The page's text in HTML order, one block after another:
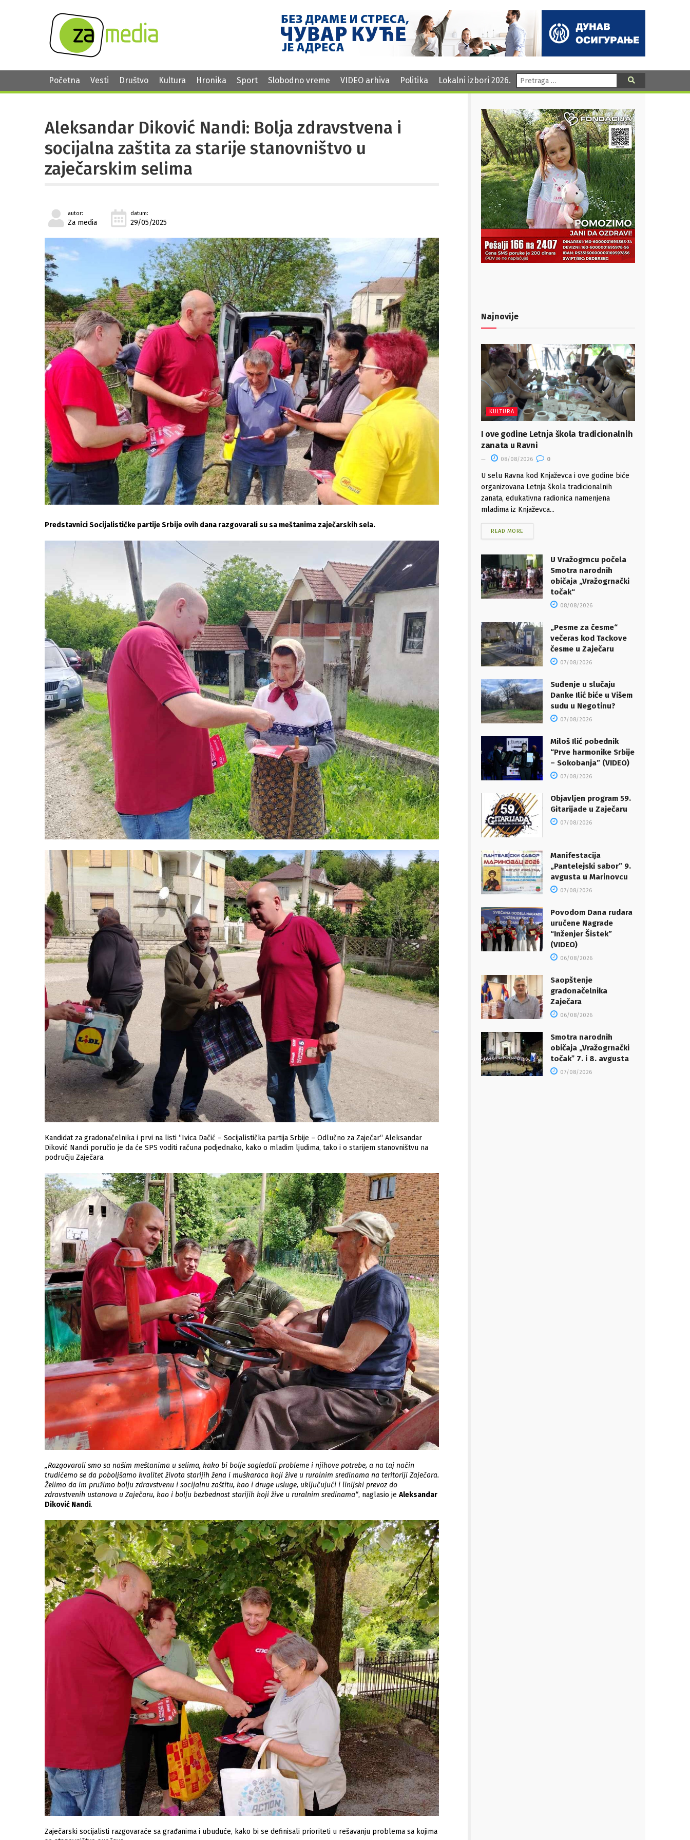
Početna Vesti Društvo Kultura Hronika Sport Slobodno vreme VIDEO arhiva Politika Lokalni izbori 2026. Pretraga:
Aleksandar Diković Nandi: Bolja zdravstvena i
socijalna zaštita za starije stanovništvo u
zaječarskim selima
autor:
Za media
datum:
29/05/2025
Predstavnici Socijalističke partije Srbije ovih dana razgovarali su sa meštanima zaječarskih sela.
Кandidat za gradonačelnika i prvi na listi “Ivica Dačić – Socijalistička partija Srbije – Odlučno za Zaječar“ Aleksandar
Diković Nandi poručio je da će SPS voditi računa podjednako, kako o mladim ljudima, tako i o starijem stanovništvu na
području Zaječara.
„Razgovarali smo sa našim meštanima u selima, kako bi bolje sagledali probleme i njihove potrebe, a na taj način
trudićemo se da poboljšamo kvalitet života starijih žena i muškaraca koji žive u ruralnim sredinama na teritoriji Zaječara.
Želimo da im pružimo bolju zdravstvenu i socijalnu zaštitu, kao i druge usluge, uključujući i linijski prevoz do
zdravstvenih ustanova u Zaječaru, kao i bolju bezbednost starijih koji žive u ruralnim sredinama“, naglasio je Aleksandar
Diković Nandi.
Zaječarski socijalisti razgovaraće sa građanima i ubuduće, kako bi se definisali prioriteti u rešavanju problema sa kojima
Najnovije
KULTURA
I ove godine Letnja škola tradicionalnih
zanata u Ravni
08/08/2026 0
U selu Ravna kod Knjaževca i ove godine biće
organizovana Letnja škola tradicionalnih
zanata, edukativna radionica namenjena
mladima iz Knjaževca...
READ MORE
U Vražogrncu počela
Smotra narodnih
običaja „Vražogrnački
točak“
08/08/2026
„Pesme za česme“
večeras kod Tackove
česme u Zaječaru
07/08/2026
Suđenje u slučaju
Danke Ilić biće u Višem
sudu u Negotinu?
07/08/2026
Miloš Ilić pobednik
“Prve harmonike Srbije
– Sokobanja” (VIDEO)
07/08/2026
Objavljen program 59.
Gitarijade u Zaječaru
07/08/2026
Manifestacija
„Pantelejski sabor” 9.
avgusta u Marinovcu
07/08/2026
Povodom Dana rudara
uručene Nagrade
“Inženjer Šistek”
(VIDEO)
06/08/2026
Saopštenje
gradonačelnika
Zaječara
06/08/2026
Smotra narodnih
običaja „Vražogrnački
točakˮ 7. i 8. avgusta
07/08/2026